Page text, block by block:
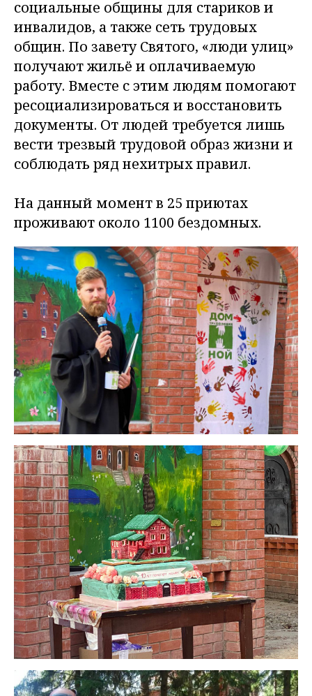
социальные общины для стариков и
инвалидов, а также сеть трудовых
общин. По завету Святого, «люди улиц»
получают жильё и оплачиваемую
работу. Вместе с этим людям помогают
ресоциализироваться и восстановить
документы. От людей требуется лишь
вести трезвый трудовой образ жизни и
соблюдать ряд нехитрых правил.
На данный момент в 25 приютах
проживают около 1100 бездомных.